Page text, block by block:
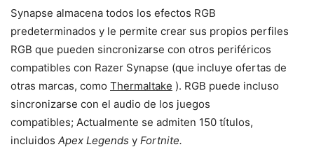
Synapse almacena todos los efectos RGB
predeterminados y le permite crear sus propios perfiles
RGB que pueden sincronizarse con otros periféricos
compatibles con Razer Synapse (que incluye ofertas de
otras marcas, como Thermaltake ). RGB puede incluso
sincronizarse con el audio de los juegos
compatibles; Actualmente se admiten 150 títulos,
incluidos Apex Legends y Fortnite.